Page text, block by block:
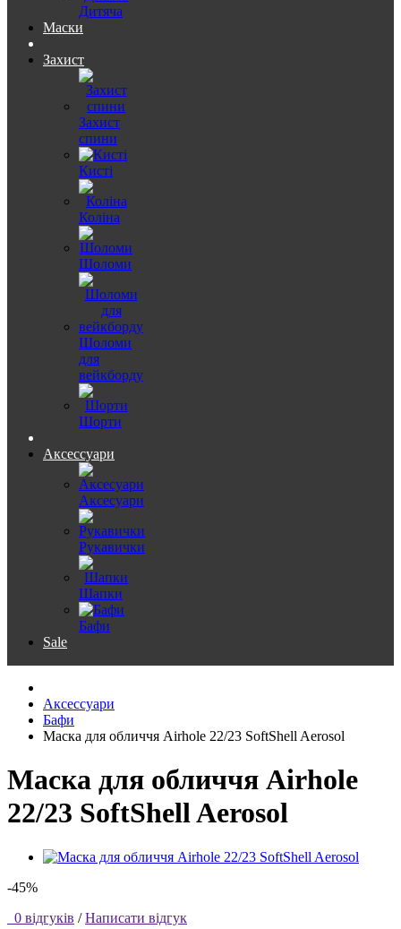
Дитяча
Маски
Захист
Захист
спини
Кисті
Коліна
Шоломи
Шоломи
для
вейкборду
Шорти
Аксессуари
Аксесуари
Рукавички
Шапки
Бафи
Sale
Аксессуари
Бафи
Маска для обличчя Airhole 22/23 SoftShell Aerosol
Маска для обличчя Airhole
22/23 SoftShell Aerosol
-45%
0 відгуків / Написати відгук